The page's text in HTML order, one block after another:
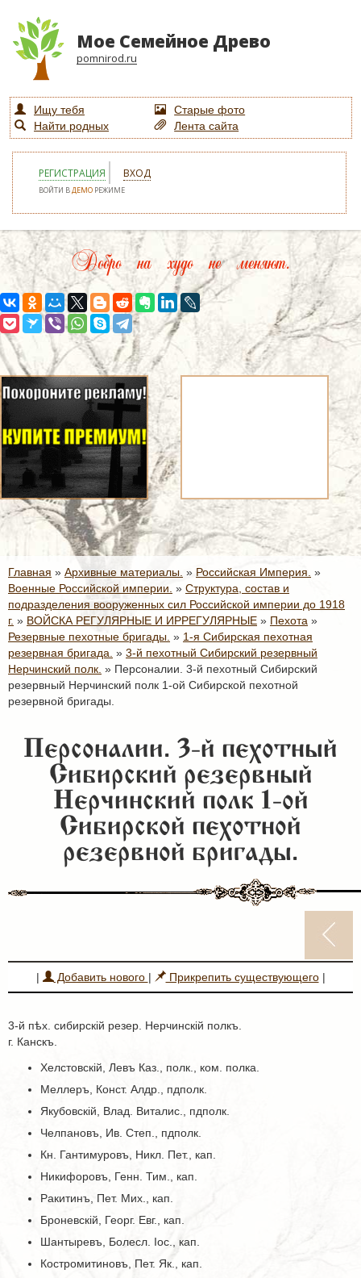
Мое Семейное Древо
pomnirod.ru
Ищу тебя
Старые фото
Найти родных
Лента сайта
РЕГИСТРАЦИЯ ВХОД
ВОЙТИ ВДЕМО РЕЖИМЕ
Добро на худо не меняют.
Главная » Архивные материалы. » Российская Империя. »
Военные Российской империи. » Структура, состав и
подразделения вооруженных сил Российской империи до 1918
г. » ВОЙСКА РЕГУЛЯРНЫЕ И ИРРЕГУЛЯРНЫЕ » Пехота »
Резервные пехотные бригады. » 1-я Сибирская пехотная
резервная бригада. » 3-й пехотный Сибирский резервный
Нерчинский полк. » Персоналии. 3-й пехотный Сибирский
резервный Нерчинский полк 1-ой Сибирской пехотной
резервной бригады.
Персоналии. 3-й пехотный
Сибирский резервный
Нерчинский полк 1-ой
Сибирской пехотной
резервной бригады.
| Добавить нового | Прикрепить существующего|
3-й пѣх. сибирскій резер. Нерчинскій полкъ.
г. Канскъ.
Хелстовскій, Левъ Каз., полк., ком. полка.
Меллеръ, Конст. Алдр., пдполк.
Якубовскій, Влад. Виталис., пдполк.
Челпановъ, Ив. Степ., пдполк.
Кн. Гантимуровъ, Никл. Пет., кап.
Никифоровъ, Генн. Тим., кап.
Ракитинъ, Пет. Мих., кап.
Броневскій, Георг. Евг., кап.
Шантыревъ, Болесл. Іос., кап.
Костромитиновъ, Пет. Як., кап.